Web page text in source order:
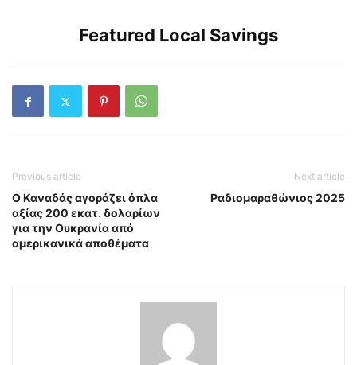
Featured Local Savings
Previous article
Ο Καναδάς αγοράζει όπλα
αξίας 200 εκατ. δολαρίων
για την Ουκρανία από
αμερικανικά αποθέματα
Next article
Ραδιομαραθώνιος 2025